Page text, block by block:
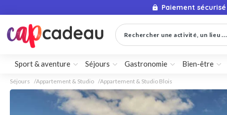
Paiement sécurisé
Rechercher une activité, un lieu ...
Sport & aventure Séjours Gastronomie Bien-être
Séjours Appartement & Studio Appartement & Studio Blois